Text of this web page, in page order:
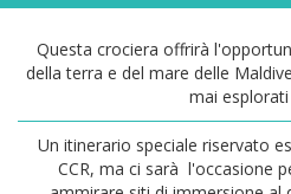
Questa crociera offrirà
della terra e del mare delle
mai
Un itinerario speciale riservato
CCR, ma ci sarà l'occasione